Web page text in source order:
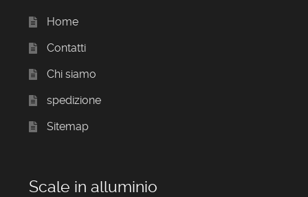
Home
Contatti
Chi siamo
spedizione
Sitemap
Scale in alluminio